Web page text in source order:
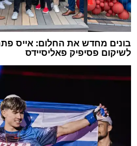
בונים מחדש את החלום: אייס
לשיקום פסיפיק פאליסיידס